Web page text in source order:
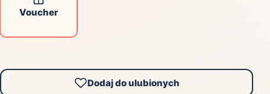
Voucher
Dodaj do ulubionych